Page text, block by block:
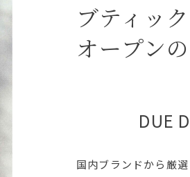
ブティッ
オープン
DUE
国内ブランドから厳